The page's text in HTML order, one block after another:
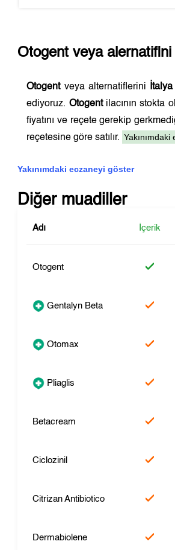
Otogentveya alernatifini
Otogentveya alternatiflerini İtalya
ediyoruz. Otogentilacının stokta
fiyatını ve reçete gerekip
reçetesine göre satılır. Yakınımdaki
Yakınımdaki eczaneyi göster
Diğer muadiller
Adı İçerik
Otogent
Gentalyn Beta
Otomax
Pliaglis
Betacream
Ciclozinil
Citrizan Antibiotico
Dermabiolene